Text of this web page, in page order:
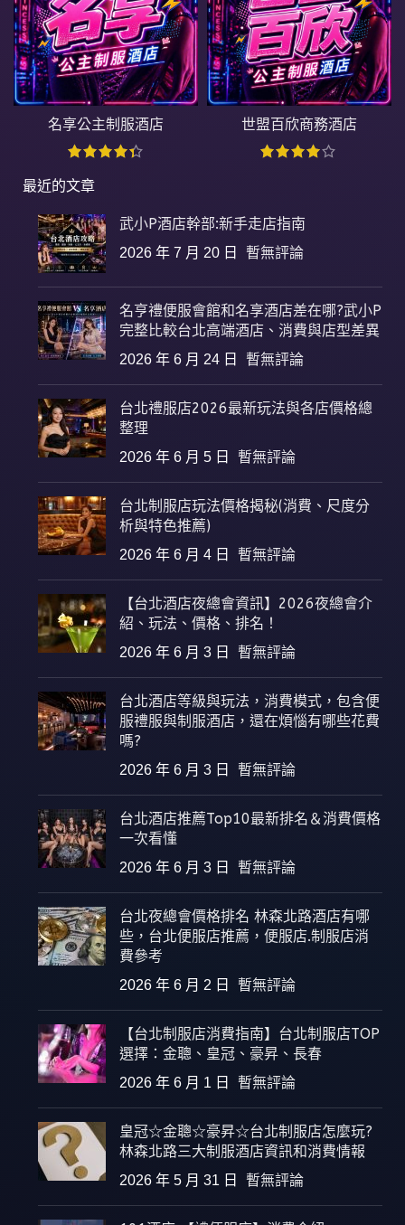
名享公主制服酒店 世盟百欣商務酒店
最近的文章
武小P酒店幹部:新手走店指南
2026 年 7 月 20 日 暫無評論
名亨禮便服會館和名享酒店差在哪?武小P
完整比較台北高端酒店、消費與店型差異
2026 年 6 月 24 日 暫無評論
台北禮服店2026最新玩法與各店價格總
整理
2026 年 6 月 5 日 暫無評論
台北制服店玩法價格揭秘(消費、尺度分
析與特色推薦)
2026 年 6 月 4 日 暫無評論
【台北酒店夜總會資訊】2026夜總會介
紹、玩法、價格、排名！
2026 年 6 月 3 日 暫無評論
台北酒店等級與玩法，消費模式，包含便
服禮服與制服酒店，還在煩惱有哪些花費
嗎?
2026 年 6 月 3 日 暫無評論
台北酒店推薦Top10最新排名＆消費價格
一次看懂
2026 年 6 月 3 日 暫無評論
台北夜總會價格排名 林森北路酒店有哪
些，台北便服店推薦，便服店.制服店消
費參考
2026 年 6 月 2 日 暫無評論
【台北制服店消費指南】台北制服店TOP
選擇：金聰、皇冠、豪昇、長春
2026 年 6 月 1 日 暫無評論
皇冠☆金聰☆豪昇☆台北制服店怎麼玩?
林森北路三大制服酒店資訊和消費情報
2026 年 5 月 31 日 暫無評論